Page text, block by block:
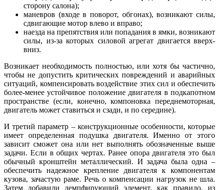
сторону салона);
маневров (входе в поворот, обгонах), возникают силы,
сдвигающие мотор влево и вправо;
наезда на препятствия или попадания в ямки, возникают
силы, из-за которых силовой агрегат двигается вверх-
вниз.
Возникает необходимость полностью, или хотя бы частично,
чтобы не допустить критических повреждений и аварийных
ситуаций, компенсировать воздействие этих сил и обеспечить
более-менее устойчивое положение двигателя в подкапотном
пространстве (если, конечно, компоновка переднемоторная,
двигатель может ставиться и сзади, и по середине).
И третий параметр – конструкционные особенности, которые
имеет определенная подушка двигателя. Именно от этого
зависит сможет она или нет выполнять обозначенные выше
задачи. Если в общих чертах. Ранее опора двигателя это был
обычный кронштейн металлический. И задача была одна –
обеспечить надежное крепление двигателя к компонентам
кузова, зачастую раме. Речь о компенсации нагрузок не шла.
Затем добавили демпфирующий элемент, как правило, из